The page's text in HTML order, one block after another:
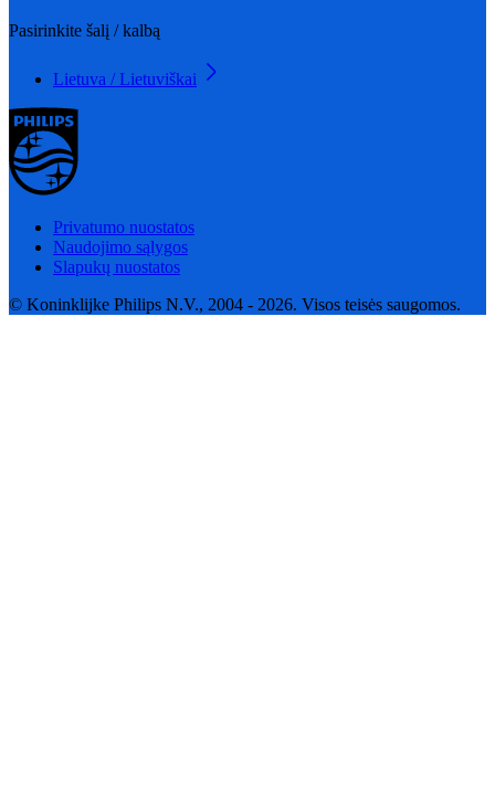
Pasirinkite šalį / kalbą
Lietuva / Lietuviškai
Privatumo nuostatos
Naudojimo sąlygos
Slapukų nuostatos
© Koninklijke Philips N.V., 2004 - 2026. Visos teisės saugomos.